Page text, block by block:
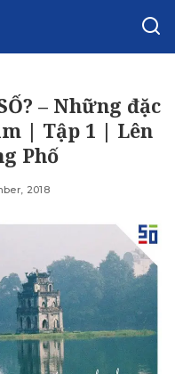
– Những đặc
| Tập 1 | Lên
Phố
2018